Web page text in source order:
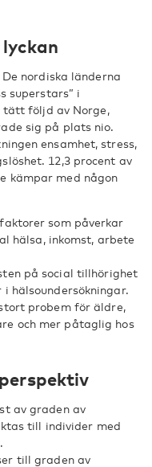
nordiska länderna
superstars” i
tätt följd av Norge,
sig på plats nio.
ensamhet, stress,
12,3 procent av
kämpar med någon
som påverkar
hälsa, inkomst, arbete
på social tillhörighet
hälsoundersökningar.
probem för äldre,
och mer påtaglig hos
av graden av
till individer med
till graden av